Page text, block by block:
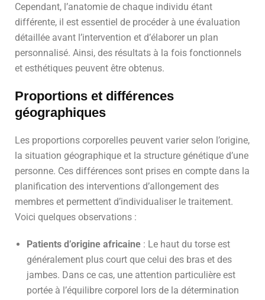
Cependant, l’anatomie de chaque individu étant
différente, il est essentiel de procéder à une évaluation
détaillée avant l’intervention et d’élaborer un plan
personnalisé. Ainsi, des résultats à la fois fonctionnels
et esthétiques peuvent être obtenus.
Proportions et différences
géographiques
Les proportions corporelles peuvent varier selon l’origine,
la situation géographique et la structure génétique d’une
personne. Ces différences sont prises en compte dans la
planification des interventions d’allongement des
membres et permettent d’individualiser le traitement.
Voici quelques observations :
Patients d’origine africaine : Le haut du torse est
généralement plus court que celui des bras et des
jambes. Dans ce cas, une attention particulière est
portée à l’équilibre corporel lors de la détermination